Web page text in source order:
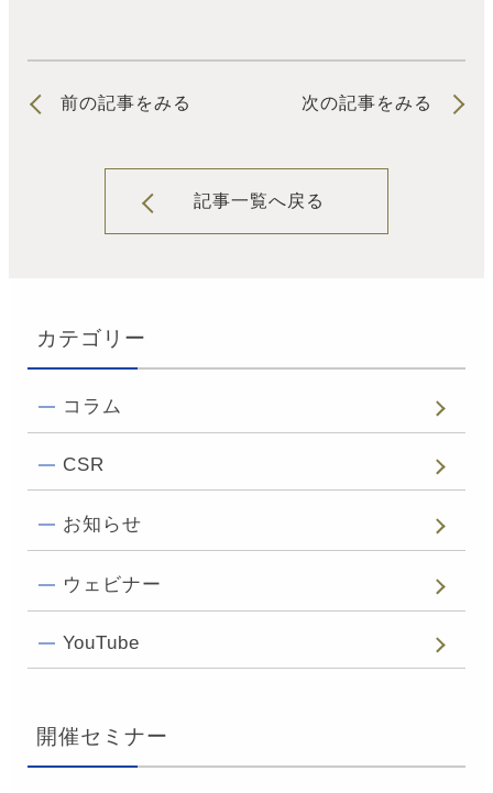
前の記事をみる 次の記事をみる
記事一覧へ戻る
カテゴリー
コラム
CSR
お知らせ
ウェビナー
YouTube
開催セミナー